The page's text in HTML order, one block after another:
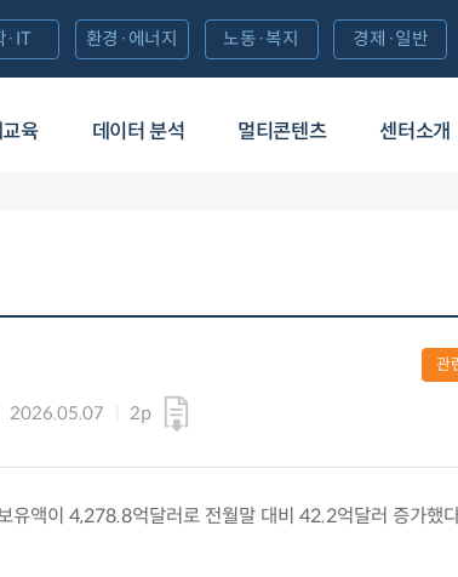
육 데이터 분석 멀티콘텐츠 센터소개
·IT 환경·에너지 노동·복지 경제·일반
2026.05.07 2p
관
유액이 4,278.8억달러로 전월말 대비 42.2억달러 증가했